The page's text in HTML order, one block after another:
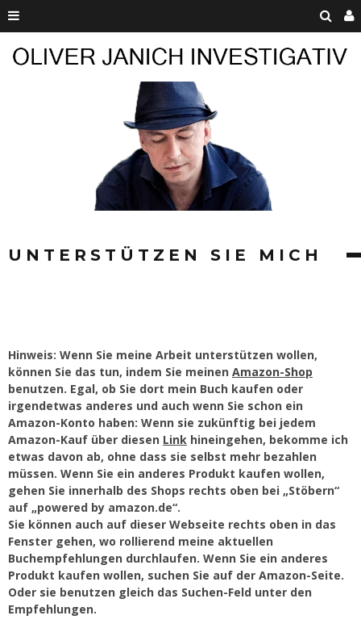
UNTERSTÜTZEN SIE MICH
Hinweis: Wenn Sie meine Arbeit unterstützen wollen,
können Sie das tun, indem Sie meinen Amazon-Shop
benutzen. Egal, ob Sie dort mein Buch kaufen oder
irgendetwas anderes und auch wenn Sie schon ein
Amazon-Konto haben: Wenn sie zukünftig bei jedem
Amazon-Kauf über diesen Link hineingehen, bekomme ich
etwas davon ab, ohne dass sie selbst mehr bezahlen
müssen. Wenn Sie ein anderes Produkt kaufen wollen,
gehen Sie innerhalb des Shops rechts oben bei „Stöbern“
auf „powered by amazon.de“.
Sie können auch auf dieser Webseite rechts oben in das
Fenster gehen, wo rollierend meine aktuellen
Buchempfehlungen durchlaufen. Wenn Sie ein anderes
Produkt kaufen wollen, suchen Sie auf der Amazon-Seite.
Oder sie benutzen gleich das Suchen-Feld unter den
Empfehlungen.